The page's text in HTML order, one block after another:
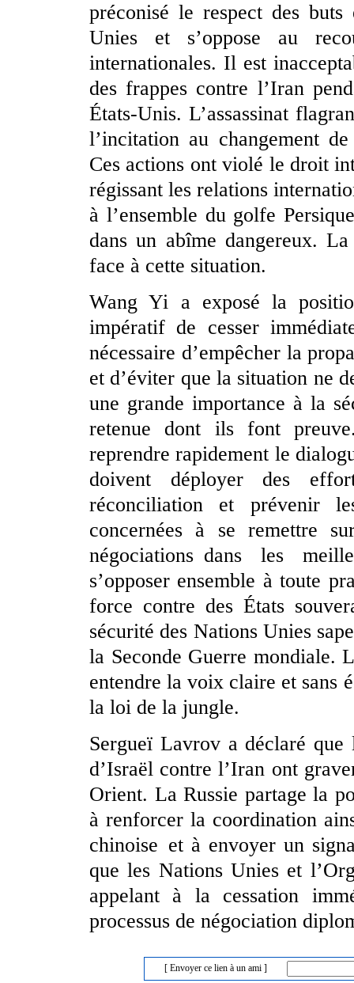
préconisé le respect des
Unies et s’oppose au
internationales. Il est
des frappes contre l’Iran
États-Unis. L’assassinat
l’incitation au changement
Ces actions ont violé le droit
régissant les relations
à l’ensemble du golfe
dans un abîme dangereux.
face à cette situation.
Wang Yi a exposé la
impératif de cesser
nécessaire d’empêcher la
et d’éviter que la situation ne
une grande importance à la
retenue dont ils font
reprendre rapidement le
doivent déployer des
réconciliation et prévenir
concernées à se remettre
négociations dans les
s’opposer ensemble à toute
force contre des États
sécurité des Nations Unies
la Seconde Guerre mondiale.
entendre la voix claire et sans
la loi de la jungle.
Sergueï Lavrov a déclaré
d’Israël contre l’Iran ont
Orient. La Russie partage la
à renforcer la coordination
chinoise et à envoyer un
que les Nations Unies et
appelant à la cessation
processus de négociation
[ Envoyer ce lien à un ami ]